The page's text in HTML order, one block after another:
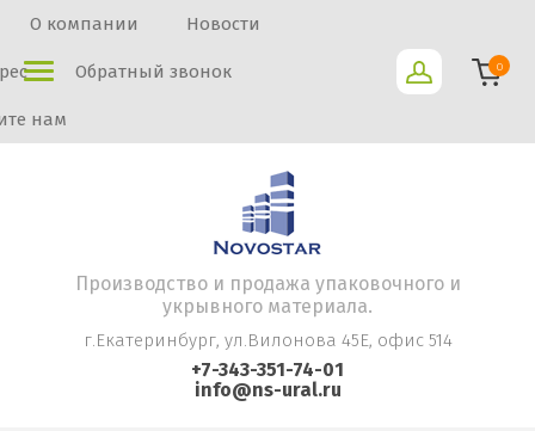
О компании Новости
Обратный звонок
нам
0
Производство и продажа упаковочного и
укрывного материала.
г.Екатеринбург, ул.Вилонова 45Е, офис 514
+7-343-351-74-01
info@ns-ural.ru